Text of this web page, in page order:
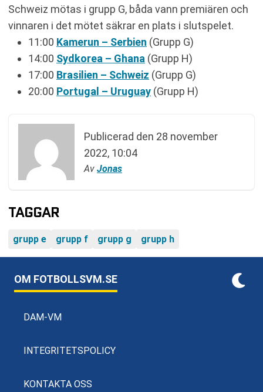
Schweiz mötas i grupp G, båda vann premiären och
vinnaren i det mötet säkrar en plats i slutspelet.
11:00 Kamerun – Serbien (Grupp G)
14:00 Sydkorea – Ghana (Grupp H)
17:00 Brasilien – Schweiz (Grupp G)
20:00 Portugal – Uruguay (Grupp H)
Publicerad den 28 november
2022, 10:04
Av Jonas
TAGGAR
grupp e grupp f grupp g grupp h
OM FOTBOLLSVM.SE
DAM-VM
INTEGRITETSPOLICY
KONTAKTA OSS